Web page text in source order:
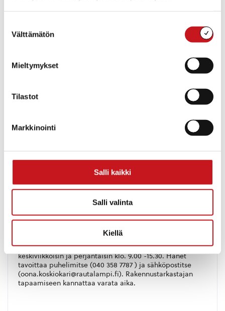
valinta
Välttämätön
Mieltymykset
Tilastot
Markkinointi
Salli kaikki
Salli valinta
Kiellä
oona.koskiokari@rautalampi.fi
Yksikkö
Kunnanvirasto, Kuopiontie 11, 77700 Rautalampi
Rakennustarkastaja palvelee maanantaisin,
keskiviikkoisin ja perjantaisin klo. 9.00 -15.30. Hänet
tavoittaa puhelimitse (040 358 7787 ) ja sähköpostitse
(oona.koskiokari@rautalampi.fi). Rakennustarkastajan
tapaamiseen kannattaa varata aika.